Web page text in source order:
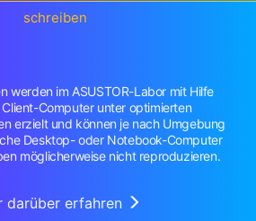
schreiben
werden im ASUSTOR-Labor mit Hilfe
Computer unter optimierten
erzielt und können je nach Umgebung
Desktop- oder Notebook-Computer
möglicherweise nicht reproduzieren.
darüber erfahren